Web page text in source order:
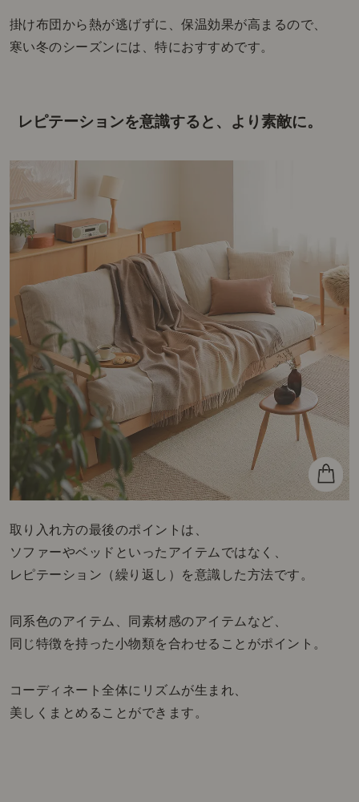
掛け布団から熱が逃げずに、保温効果が高まるので、
寒い冬のシーズンには、特におすすめです。
レピテーションを意識すると、より素敵に。
取り入れ方の最後のポイントは、
ソファーやベッドといったアイテムではなく、
レピテーション（繰り返し）を意識した方法です。
同系色のアイテム、同素材感のアイテムなど、
同じ特徴を持った小物類を合わせることがポイント。
コーディネート全体にリズムが生まれ、
美しくまとめることができます。